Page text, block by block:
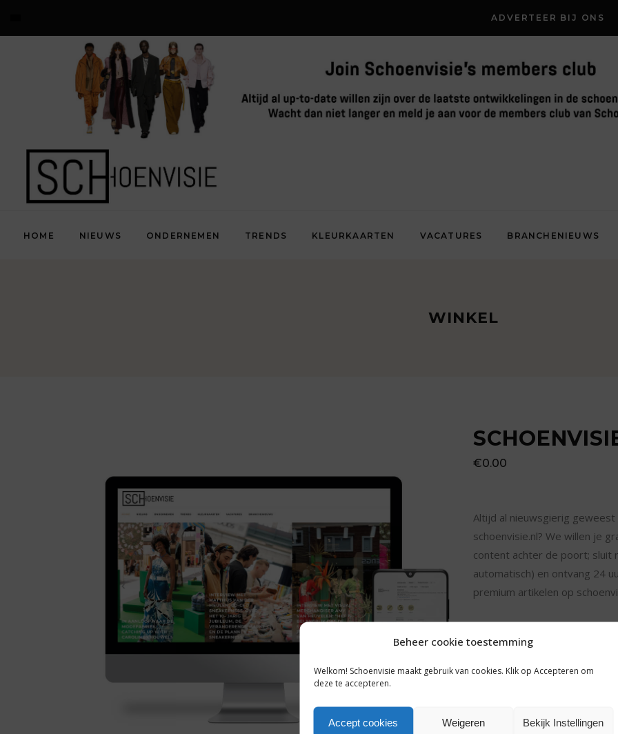
Beheer cookie toestemming
Welkom! Schoenvisie maakt gebruik van cookies. Klik op Accepteren om
deze te accepteren.
Accept cookies Weigeren Bekijk Instellingen
ADVERTEER BIJ ONS
HOME NIEUWS ONDERNEMEN TRENDS KLEURKAARTEN VACATURES BRANCHENIEUWS
WINKEL
€0.00
Altijd al nieuwsgierig
schoenvisie.nl? We willen je
content achter de poort; sluit
automatisch) en ontvang 24
premium artikelen op
1
quantity